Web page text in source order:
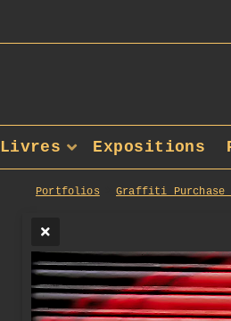
Portfolios
Livres Expositions